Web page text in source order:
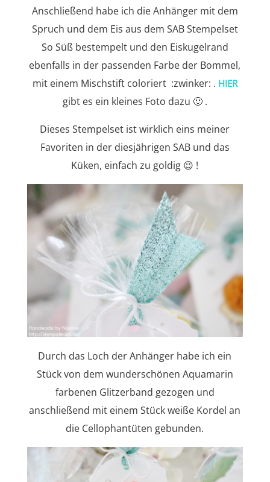
Anschließend habe ich die Anhänger mit dem
Spruch und dem Eis aus dem SAB Stempelset
So Süß bestempelt und den Eiskugelrand
ebenfalls in der passenden Farbe der Bommel,
mit einem Mischstift coloriert :zwinker: . HIER
gibt es ein kleines Foto dazu 🙂 .
Dieses Stempelset ist wirklich eins meiner
Favoriten in der diesjährigen SAB und das
Küken, einfach zu goldig 😉 !
Durch das Loch der Anhänger habe ich ein
Stück von dem wunderschönen Aquamarin
farbenen Glitzerband gezogen und
anschließend mit einem Stück weiße Kordel an
die Cellophantüten gebunden.